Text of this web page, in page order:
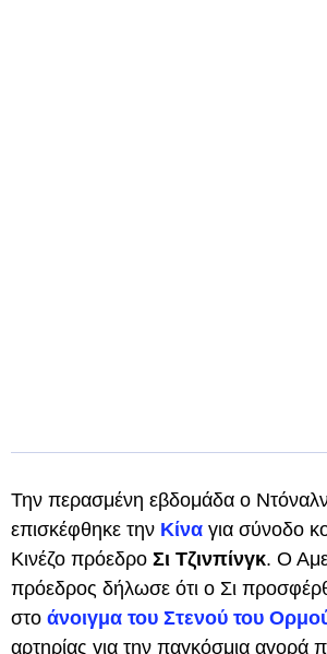
Την περασμένη εβδομάδα ο
επισκέφθηκε την Κίνα για σύνοδο
Κινέζο πρόεδρο Σι Τζινπίνγκ. Ο
πρόεδρος δήλωσε ότι ο Σι
στο άνοιγμα του Στενού του
αρτηρίας για την παγκόσμια αγορά